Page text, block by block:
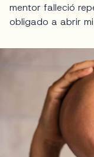
mentor falleció
obligado a abrir